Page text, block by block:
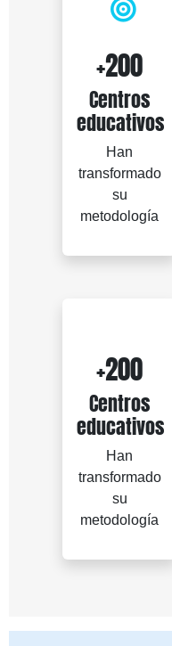
+200
Centros
educativos
Han
transformado
su
metodología
+200
Centros
educativos
Han
transformado
su
metodología